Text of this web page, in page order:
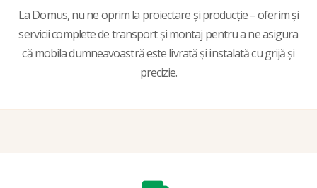
La Domus, nu ne oprim la proiectare și producție – oferim și
servicii complete de transport și montaj pentru a ne asigura
că mobila dumneavoastră este livrată și instalată cu grijă și
precizie.